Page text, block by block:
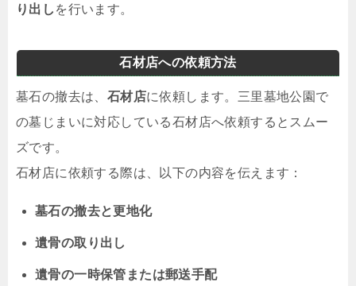
り出し を行います。
石材店への依頼方法
墓石の撤去は、 石材店に依頼します。三里墓地公園で
の墓じまいに対応している石材店へ依頼するとスムー
ズです。
石材店に依頼する際は、以下の内容を伝えます：
墓石の撤去と更地化
遺骨の取り出し
遺骨の一時保管または郵送手配